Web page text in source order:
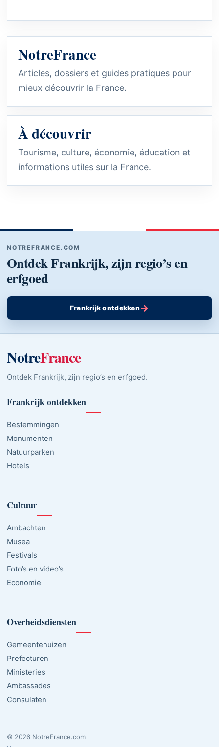
NotreFrance
Articles, dossiers et guides pratiques pour
mieux découvrir la France.
À découvrir
Tourisme, culture, économie, éducation et
informations utiles sur la France.
NOTREFRANCE.COM
Ontdek Frankrijk, zijn regio’s en
erfgoed
Frankrijk ontdekken→
NotreFrance
Ontdek Frankrijk, zijn regio’s en erfgoed.
Frankrijk ontdekken
Bestemmingen
Monumenten
Natuurparken
Hotels
Cultuur
Ambachten
Musea
Festivals
Foto’s en video’s
Economie
Overheidsdiensten
Gemeentehuizen
Prefecturen
Ministeries
Ambassades
Consulaten
© 2026 NotreFrance.com